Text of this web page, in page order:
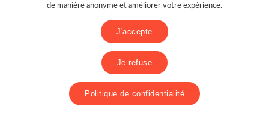
Partenaires
Nous contacter
Politique de confidentialité
de manière anonyme et améliorer votre expérience.
J'accepte
Je refuse
Politique de confidentialité